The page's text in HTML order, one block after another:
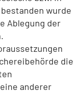
wurde
Ablegung der
die
anderer